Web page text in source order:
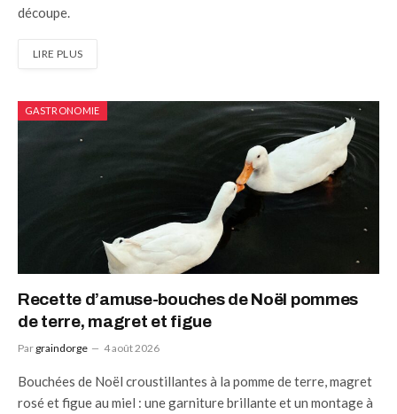
découpe.
LIRE PLUS
GASTRONOMIE
Recette d’amuse-bouches de Noël pommes
de terre, magret et figue
Par graindorge 4 août 2026
Bouchées de Noël croustillantes à la pomme de terre, magret
rosé et figue au miel : une garniture brillante et un montage à